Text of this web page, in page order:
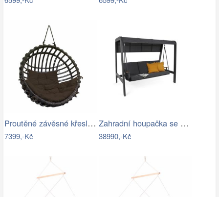
Proutěné závěsné křeslo Elis, hnědý rám…
7399,-Kč
Zahradní houpačka se stříškou GH434015
38990,-Kč